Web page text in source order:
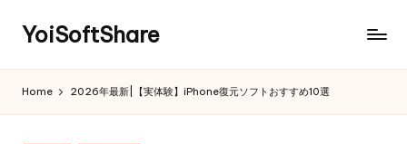
YoiSoftShare
Home 2026年最新|【実体験】iPhone復元ソフトおすすめ10選